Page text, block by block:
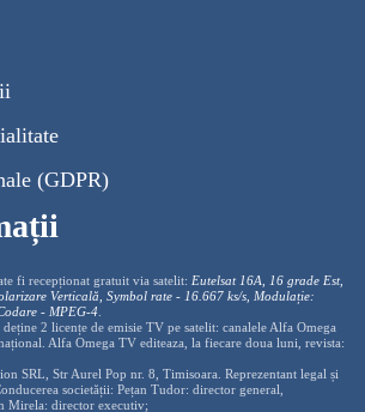
(GDPR)
fi recepționat gratuit via satelit: Eutelsat 16A, 16 grade Est,
Verticală, Symbol rate - 16.667 ks/s, Modulație:
- MPEG-4
2 licențe de emisie TV pe satelit: canalele Alfa Omega
Alfa Omega TV editeaza, la fiecare doua luni, revista:
SRL, Str Aurel Pop nr. 8, Timisoara. Reprezentant legal și
societății: Pețan Tudor: director general,
Mirela: director executiv;